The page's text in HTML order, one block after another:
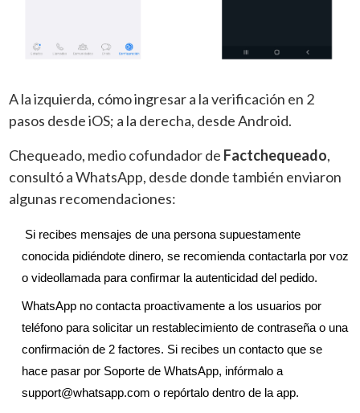
A la izquierda, cómo ingresar a la verificación en 2
pasos desde iOS; a la derecha, desde Android.
Chequeado, medio cofundador de Factchequeado,
consultó a WhatsApp, desde donde también enviaron
algunas recomendaciones:
Si recibes mensajes de una persona supuestamente
conocida pidiéndote dinero, se recomienda contactarla por voz
o videollamada para confirmar la autenticidad del pedido.
WhatsApp no ​​contacta proactivamente a los usuarios por
teléfono para solicitar un restablecimiento de contraseña o una
confirmación de 2 factores. Si recibes un contacto que se
support@whatsapp.com o repórtalo dentro de la app.